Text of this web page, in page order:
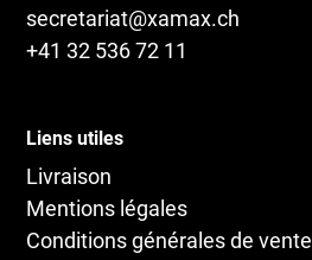
secretariat@xamax.ch
+41 32 536 72 11
Liens utiles
Livraison
Mentions légales
Conditions générales de vente